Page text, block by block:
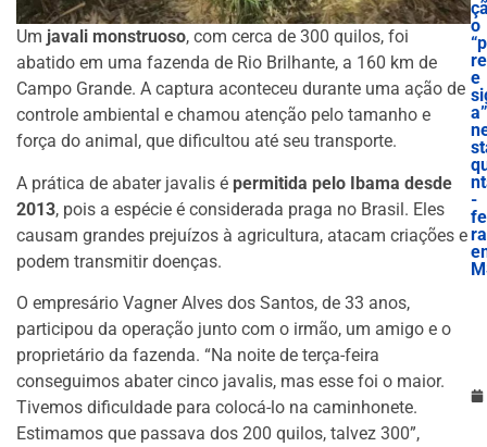
Um javali monstruoso, com cerca de 300 quilos, foi
abatido em uma fazenda de Rio Brilhante, a 160 km de
Campo Grande. A captura aconteceu durante uma ação de
controle ambiental e chamou atenção pelo tamanho e
força do animal, que dificultou até seu transporte.
A prática de abater javalis é permitida pelo Ibama desde
2013, pois a espécie é considerada praga no Brasil. Eles
causam grandes prejuízos à agricultura, atacam criações e
podem transmitir doenças.
O empresário Vagner Alves dos Santos, de 33 anos,
participou da operação junto com o irmão, um amigo e o
proprietário da fazenda. “Na noite de terça-feira
conseguimos abater cinco javalis, mas esse foi o maior.
Tivemos dificuldade para colocá-lo na caminhonete.
Estimamos que passava dos 200 quilos, talvez 300”,
o
re
e
a”
-
ra